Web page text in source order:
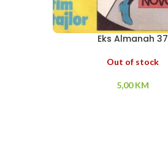
Eks Almanah 37
Out of stock
5,00KM